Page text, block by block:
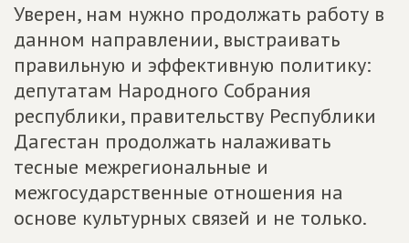
Уверен, нам нужно продолжать работу в
данном направлении, выстраивать
правильную и эффективную политику:
депутатам Народного Собрания
республики, правительству Республики
Дагестан продолжать налаживать
тесные межрегиональные и
межгосударственные отношения на
основе культурных связей и не только.